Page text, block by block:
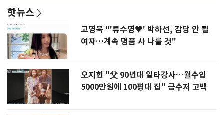
핫뉴스
고영욱 "'류수영♥' 박하선, 감당 안 될
여자…계속 명품 사 나를 것"
오지헌 "父 90년대 일타강사…월수입
5000만원에 100평대 집" 금수저 고백